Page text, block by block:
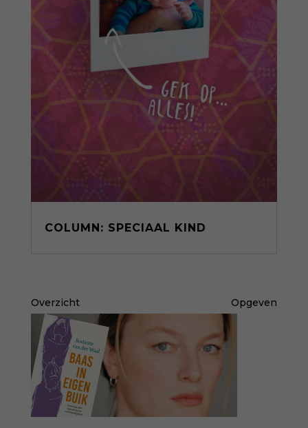
COLUMN: SPECIAAL KIND
Overzicht Opgeven